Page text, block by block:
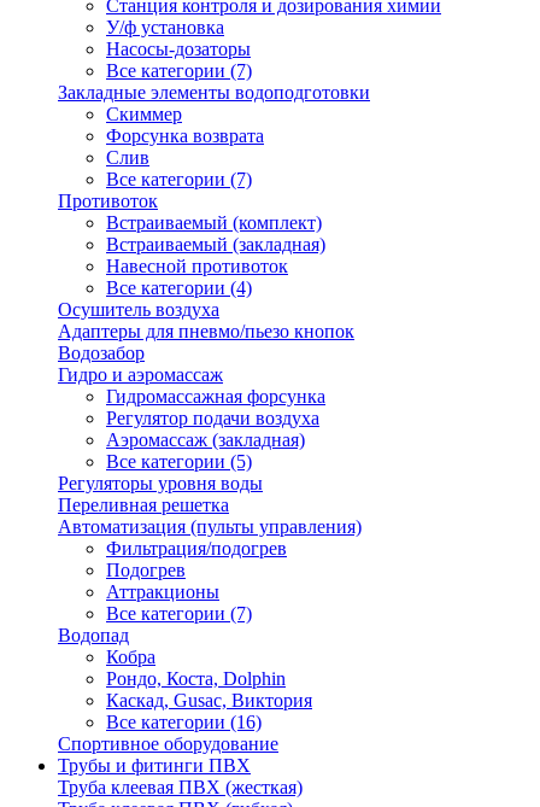
Станция контроля и дозирования химии
У/ф установка
Насосы-дозаторы
Все категории (7)
Закладные элементы водоподготовки
Скиммер
Форсунка возврата
Слив
Все категории (7)
Противоток
Встраиваемый (комплект)
Встраиваемый (закладная)
Навесной противоток
Все категории (4)
Осушитель воздуха
Адаптеры для пневмо/пьезо кнопок
Водозабор
Гидро и аэромассаж
Гидромассажная форсунка
Регулятор подачи воздуха
Аэромассаж (закладная)
Все категории (5)
Регуляторы уровня воды
Переливная решетка
Автоматизация (пульты управления)
Фильтрация/подогрев
Подогрев
Аттракционы
Все категории (7)
Водопад
Кобра
Рондо, Коста, Dolphin
Каскад, Gusac, Виктория
Все категории (16)
Спортивное оборудование
Трубы и фитинги ПВХ
Труба клеевая ПВХ (жесткая)